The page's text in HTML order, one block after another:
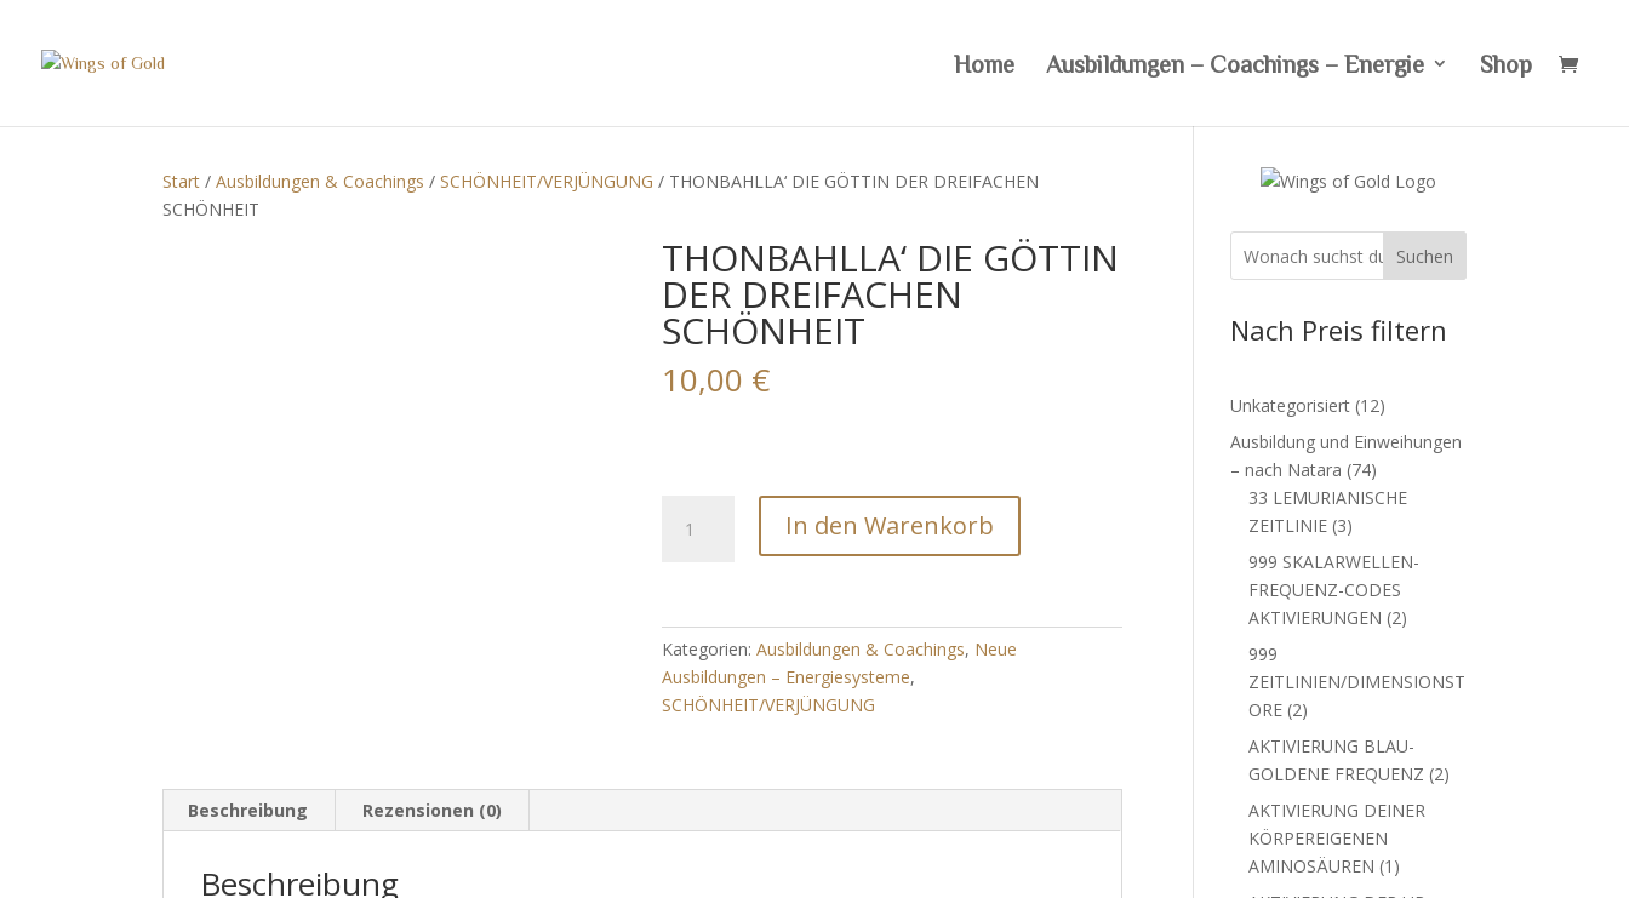
Home Ausbildungen – Coachings – Energie Shop
Start /Ausbildungen & Coachings /SCHÖNHEIT/VERJÜNGUNG / THONBAHLLA‘ DIE GÖTTIN DER DREIFACHEN
SCHÖNHEIT
THONBAHLLA‘ DIE GÖTTIN
DER DREIFACHEN
SCHÖNHEIT
10,00 €
SCHÖNHEIT
Menge
In den Warenkorb
Kategorien:Ausbildungen & Coachings, Neue
Ausbildungen – Energiesysteme,
SCHÖNHEIT/VERJÜNGUNG
Beschreibung Rezensionen (0)
Beschreibung
Suchen
Nach Preis filtern
Unkategorisiert 1212
Produkte
Ausbildung und Einweihungen
– nach Natara 7474
Produkte
33 LEMURIANISCHE
ZEITLINIE 33
Produkte
999 SKALARWELLEN-
FREQUENZ-CODES
AKTIVIERUNGEN 22
999
ZEITLINIEN/DIMENSIONST
ORE 22
Produkte
AKTIVIERUNG BLAU-
GOLDENE FREQUENZ 22
AKTIVIERUNG DEINER
KÖRPEREIGENEN
AMINOSÄUREN 1 1
Produkt